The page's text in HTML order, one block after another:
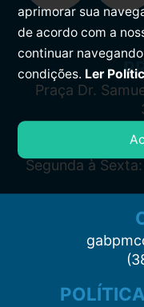
Praça Dr.
Segunda à
aprimorar sua
de acordo com a
continuar
condições. Ler